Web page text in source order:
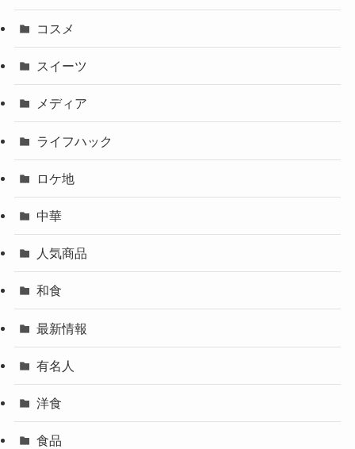
コスメ
スイーツ
メディア
ライフハック
ロケ地
中華
人気商品
和食
最新情報
有名人
洋食
食品